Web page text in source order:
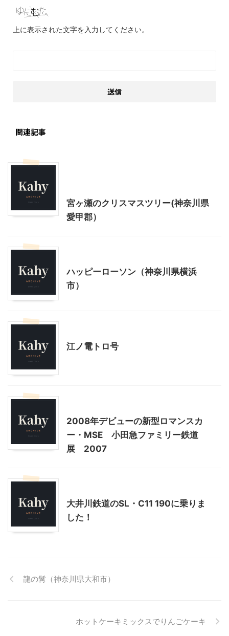
上に表示された文字を入力してください。
関連記事
宮ヶ瀬のクリスマスツリー(神奈川県
愛甲郡）
ハッピーローソン（神奈川県横浜
市）
江ノ電トロ号
2008年デビューの新型ロマンスカ
ー・MSE 小田急ファミリー鉄道
展 2007
大井川鉄道のSL・C11 190に乗りま
した！
龍の髯（神奈川県大和市）
ホットケーキミックスでりんごケーキ